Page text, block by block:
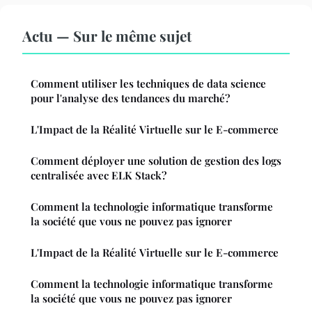
Actu — Sur le même sujet
Comment utiliser les techniques de data science
pour l'analyse des tendances du marché?
L'Impact de la Réalité Virtuelle sur le E-commerce
Comment déployer une solution de gestion des logs
centralisée avec ELK Stack?
Comment la technologie informatique transforme
la société que vous ne pouvez pas ignorer
L'Impact de la Réalité Virtuelle sur le E-commerce
Comment la technologie informatique transforme
la société que vous ne pouvez pas ignorer